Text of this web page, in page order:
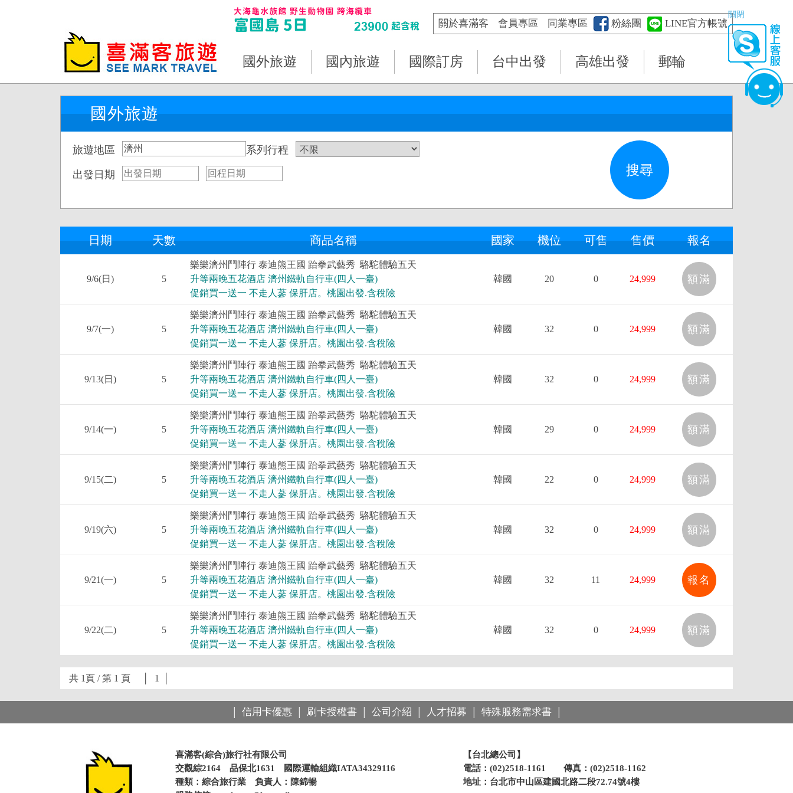
關閉
關於喜滿客 會員專區 同業專區 粉絲團 LINE官方帳號
國外旅遊 國內旅遊 國際訂房 台中出發 高雄出發 郵輪
國外旅遊
旅遊地區 系列行程
出發日期
日期 天數 商品名稱 國家 機位 可售 售價 報名
9/6(日) 5
樂樂濟州鬥陣行 泰迪熊王國 跆拳武藝秀 駱駝體驗五天
升等兩晚五花酒店 濟州鐵軌自行車(四人一臺)
促銷買一送一 不走人蔘 保肝店。桃園出發.含稅險
韓國 20 0 24,999 額滿
9/7(一) 5
樂樂濟州鬥陣行 泰迪熊王國 跆拳武藝秀 駱駝體驗五天
升等兩晚五花酒店 濟州鐵軌自行車(四人一臺)
促銷買一送一 不走人蔘 保肝店。桃園出發.含稅險
韓國 32 0 24,999 額滿
9/13(日) 5
樂樂濟州鬥陣行 泰迪熊王國 跆拳武藝秀 駱駝體驗五天
升等兩晚五花酒店 濟州鐵軌自行車(四人一臺)
促銷買一送一 不走人蔘 保肝店。桃園出發.含稅險
韓國 32 0 24,999 額滿
9/14(一) 5
樂樂濟州鬥陣行 泰迪熊王國 跆拳武藝秀 駱駝體驗五天
升等兩晚五花酒店 濟州鐵軌自行車(四人一臺)
促銷買一送一 不走人蔘 保肝店。桃園出發.含稅險
韓國 29 0 24,999 額滿
9/15(二) 5
樂樂濟州鬥陣行 泰迪熊王國 跆拳武藝秀 駱駝體驗五天
升等兩晚五花酒店 濟州鐵軌自行車(四人一臺)
促銷買一送一 不走人蔘 保肝店。桃園出發.含稅險
韓國 22 0 24,999 額滿
9/19(六) 5
樂樂濟州鬥陣行 泰迪熊王國 跆拳武藝秀 駱駝體驗五天
升等兩晚五花酒店 濟州鐵軌自行車(四人一臺)
促銷買一送一 不走人蔘 保肝店。桃園出發.含稅險
韓國 32 0 24,999 額滿
9/21(一) 5
樂樂濟州鬥陣行 泰迪熊王國 跆拳武藝秀 駱駝體驗五天
升等兩晚五花酒店 濟州鐵軌自行車(四人一臺)
促銷買一送一 不走人蔘 保肝店。桃園出發.含稅險
韓國 32 11 24,999 報名
9/22(二) 5
樂樂濟州鬥陣行 泰迪熊王國 跆拳武藝秀 駱駝體驗五天
升等兩晚五花酒店 濟州鐵軌自行車(四人一臺)
促銷買一送一 不走人蔘 保肝店。桃園出發.含稅險
韓國 32 0 24,999 額滿
共 1頁 / 第 1 頁 │ 1
信用卡優惠 刷卡授權書 公司介紹 人才招募 特殊服務需求書
喜滿客(綜合)旅行社有限公司
交觀綜2164 品保北1631 國際運輸組織IATA34329116
種類：綜合旅行業 負責人：陳錦暢
【台北總公司】
電話：(02)2518-1161 傳真：(02)2518-1162
地址：台北市中山區建國北路二段72.74號4樓